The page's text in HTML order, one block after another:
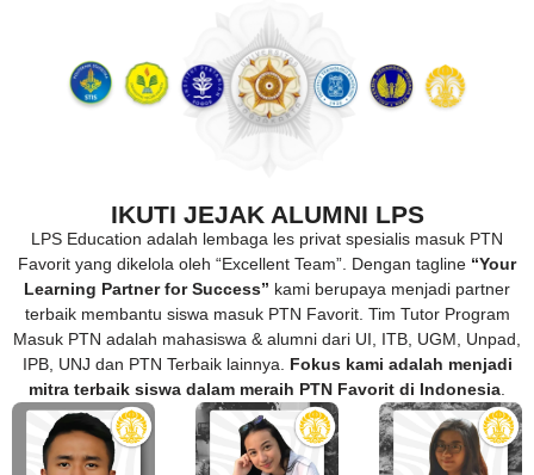
IKUTI JEJAK ALUMNI LPS
LPS Education adalah lembaga les privat spesialis masuk PTN
Favorit yang dikelola oleh “Excellent Team”. Dengan tagline “Your
Learning Partner for Success” kami berupaya menjadi partner
terbaik membantu siswa masuk PTN Favorit. Tim Tutor Program
Masuk PTN adalah mahasiswa & alumni dari UI, ITB, UGM, Unpad,
IPB, UNJ dan PTN Terbaik lainnya. Fokus kami adalah menjadi
mitra terbaik siswa dalam meraih PTN Favorit di Indonesia